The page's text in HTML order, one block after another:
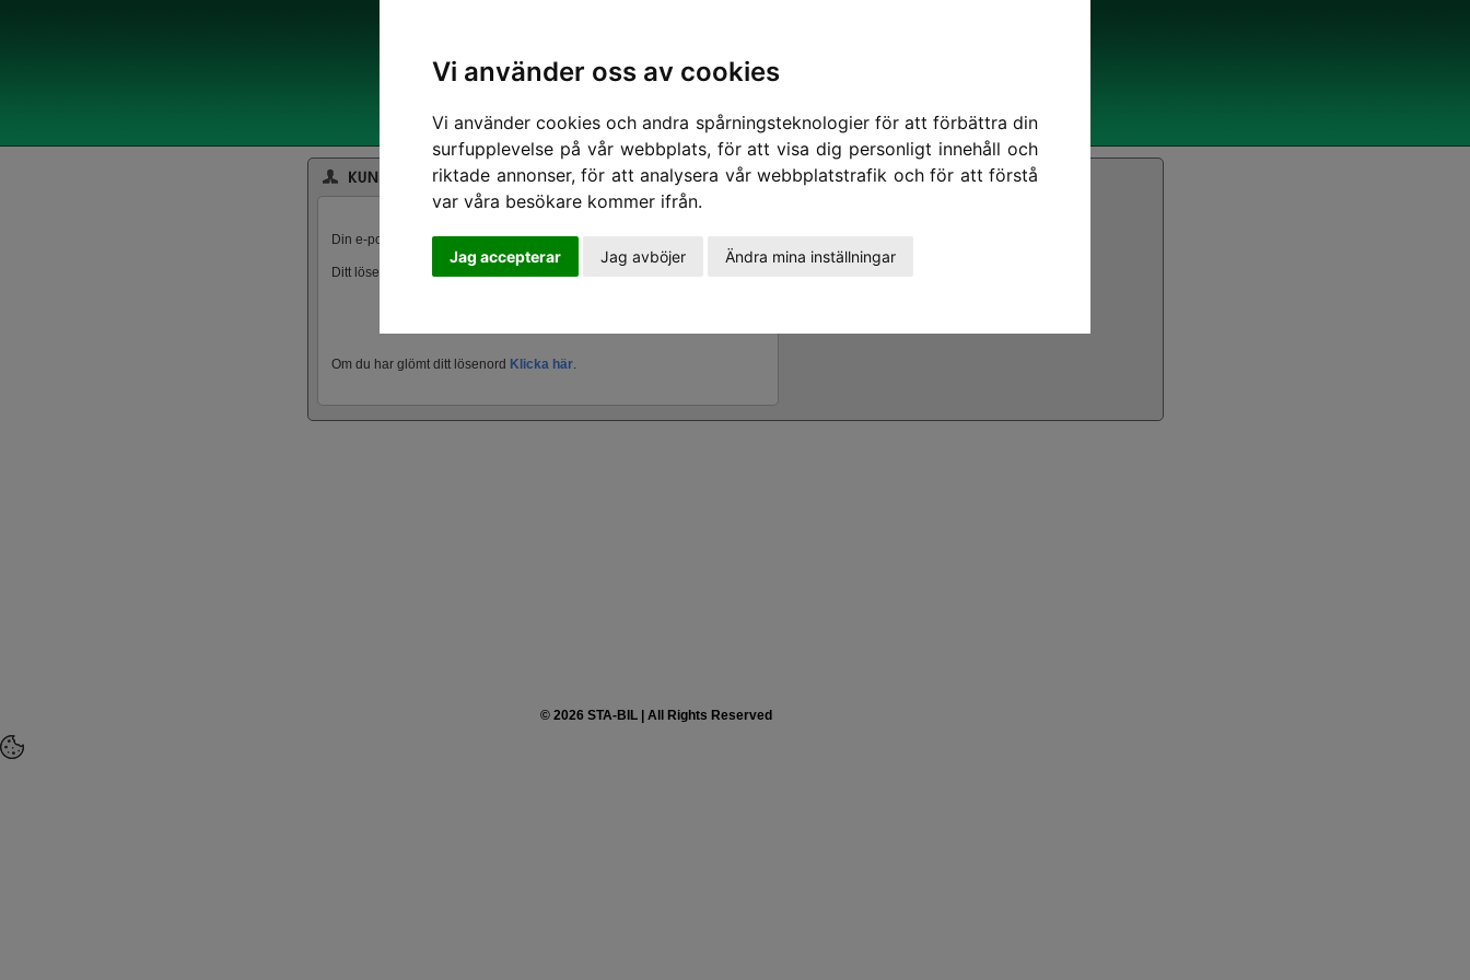
Vi använder oss av cookies
Vi använder cookies och andra spårningsteknologier för att förbättra din
surfupplevelse på vår webbplats, för att visa dig personligt innehåll och
riktade annonser, för att analysera vår webbplatstrafik och för att förstå
var våra besökare kommer ifrån.
Jag accepterar Jag avböjer Ändra mina inställningar
Din e-post:
Ditt lösenord:
Om du har glömt ditt lösenord Klicka här.
© 2026 STA-BIL | All Rights Reserved